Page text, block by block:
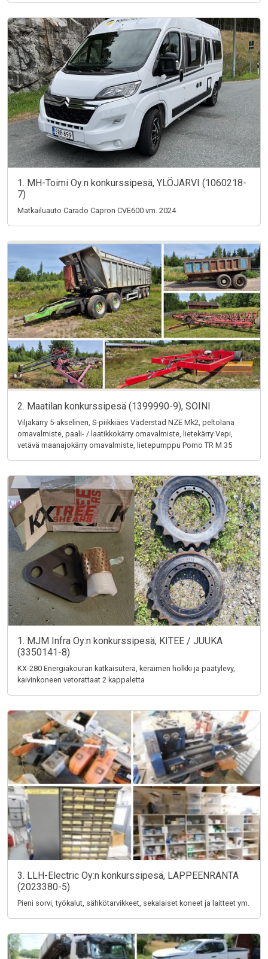
1. MH-Toimi Oy:n konkurssipesä, YLÖJÄRVI (1060218-
7)
Matkailuauto Carado Capron CVE600 vm. 2024
2. Maatilan konkurssipesä (1399990-9), SOINI
Viljakärry 5-akselinen, S-piikkiäes Väderstad NZE Mk2, peltolana
omavalmiste, paali- / laatikkokärry omavalmiste, lietekärry Vepi,
vetävä maanajokärry omavalmiste, lietepumppu Pomo TR M 35
1. MJM Infra Oy:n konkurssipesä, KITEE / JUUKA
(3350141-8)
KX-280 Energiakouran katkaisuterä, keräimen holkki ja päätylevy,
kaivinkoneen vetorattaat 2 kappaletta
3. LLH-Electric Oy:n konkurssipesä, LAPPEENRANTA
(2023380-5)
Pieni sorvi, työkalut, sähkötarvikkeet, sekalaiset koneet ja laitteet ym.